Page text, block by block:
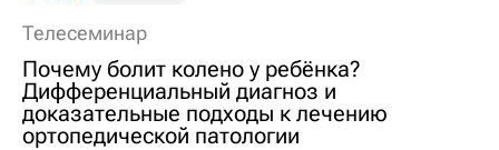
Телесеминар
Почему болит колено у ребёнка?
Дифференциальный диагноз и
доказательные подходы к лечению
ортопедической патологии